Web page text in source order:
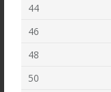
Жакет J1030-L89.6F02
44
46
48
50